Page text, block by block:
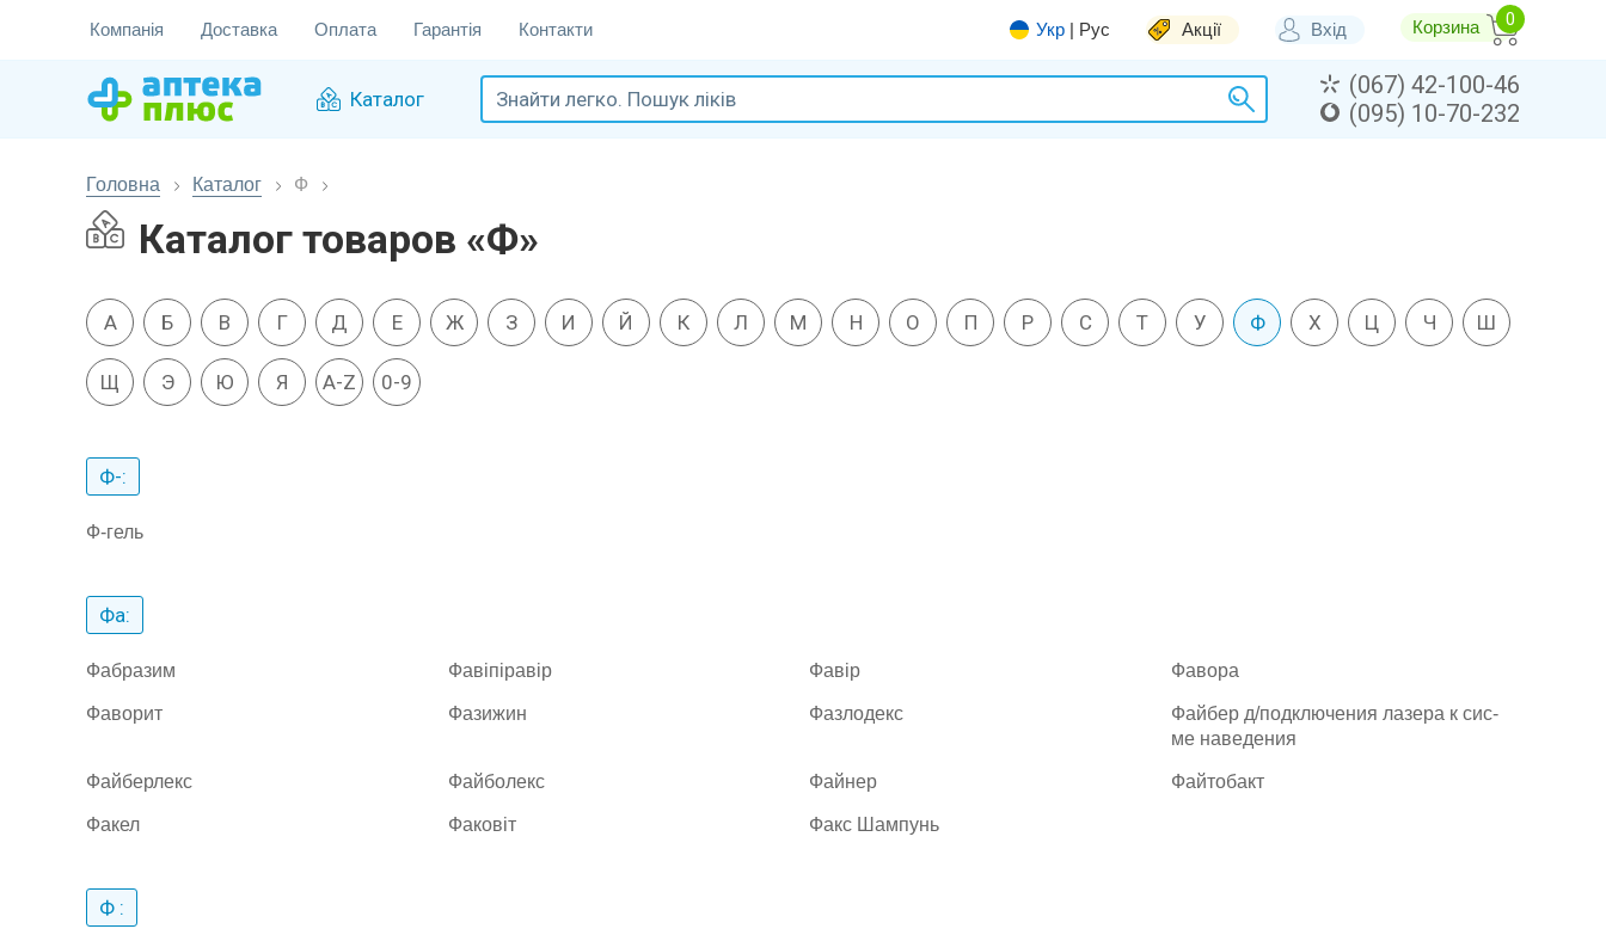
Компанія Доставка Оплата Гарантія Контакти Укр | Рус Акції Вхід Корзина
Каталог
(067) 42-100-46
(095) 10-70-232
Головна Каталог Ф
Каталог товаров «Ф»
А Б В Г Д Е Ж З И Й К Л М Н О П Р С Т У Ф Х Ц Ч Ш
Щ Э Ю Я A-Z 0-9
Ф-:
Ф-гель
Фа:
Фабразим Фавіпіравір Фавір Фавора
Фаворит Фазижин Фазлодекс
Файбер д/подключения лазера к сис-
ме наведения
Файберлекс Файболекс Файнер Файтобакт
Факел Факовіт Факс Шампунь
Ф :